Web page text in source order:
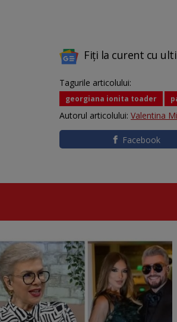
Fiți la curent cu
Tagurile articolului:
georgiana ionita toader
Autorul articolului: Valentina
Facebook